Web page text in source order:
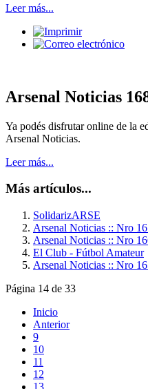
Leer más...
Arsenal Noticias
Ya podés disfrutar online de la
Arsenal Noticias.
Leer más...
Más artículos...
SolidarizARSE
Arsenal Noticias :: Nro
Arsenal Noticias :: Nro
El Club - Fútbol Amateur
Arsenal Noticias :: Nro
Página 14 de 33
Inicio
Anterior
9
10
11
12